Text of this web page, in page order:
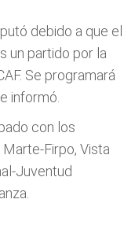
debido a que el
un partido por la
Se programará
informó.
con los
Firpo, Vista
Juventud